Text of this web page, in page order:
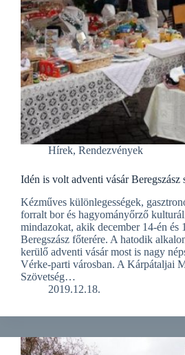
Hírek, Rendezvények
Idén is volt adventi vásár Beregszász
Kézműves különlegességek,
forralt bor és hagyományőrző
mindazokat, akik december 14-én és
Beregszász főterére. A hatodik
kerülő adventi vásár most is nagy
Vérke-parti városban. A Kárpátaljai
Szövetség…
2019.12.18.